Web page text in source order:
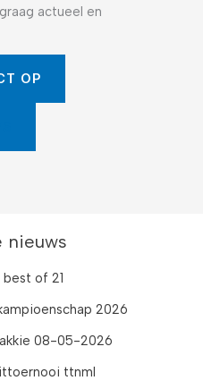
actueel en
OP
nieuws
of 21
2026
08-05-2026
ttnml